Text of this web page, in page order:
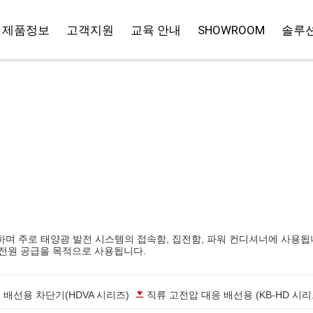
제품정보 고객지원 교육 안내 SHOWROOM 솔루
주로 태양광 발전 시스템의 접속함, 집전함, 파워 컨디셔너에 사용됩
원 공급을 목적으로 사용됩니다.
선용 차단기(HDVA 시리즈) 직류 고전압 대응 배선용 (KB-HD 시